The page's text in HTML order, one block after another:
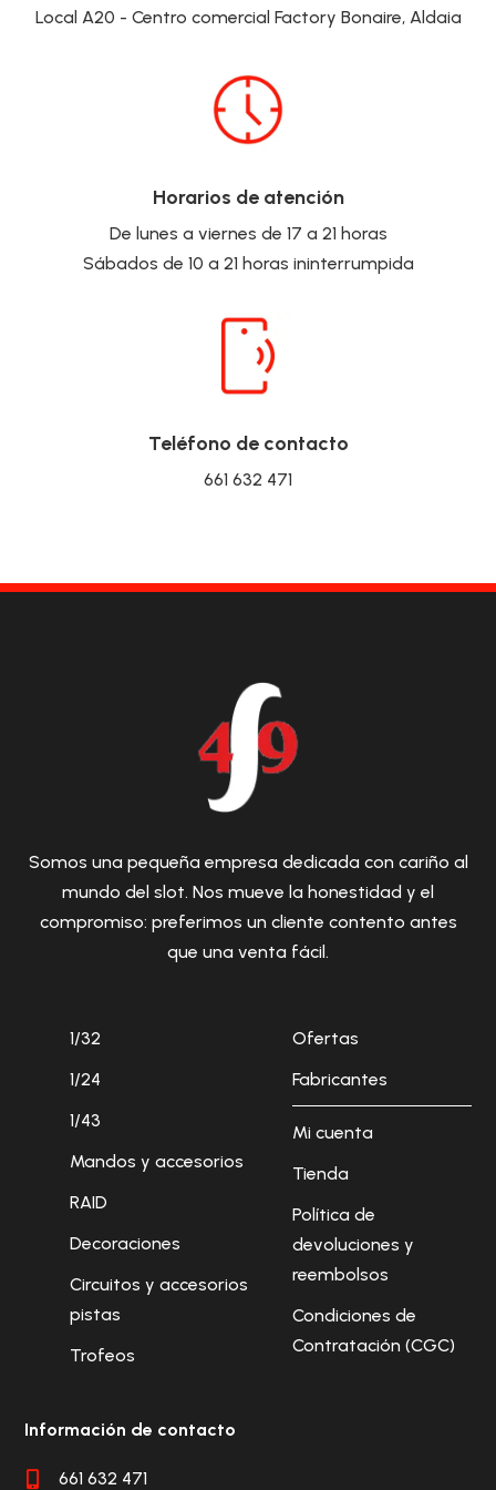
Local A20 - Centro comercial Factory Bonaire, Aldaia
Horarios de atención
De lunes a viernes de 17 a 21 horas
Sábados de 10 a 21 horas ininterrumpida
Teléfono de contacto
661 632 471
Somos una pequeña empresa dedicada con cariño al
mundo del slot. Nos mueve la honestidad y el
compromiso: preferimos un cliente contento antes
que una venta fácil.
1/32
1/24
1/43
Mandos y accesorios
RAID
Decoraciones
Circuitos y accesorios
pistas
Trofeos
Ofertas
Fabricantes
Mi cuenta
Tienda
Política de
devoluciones y
reembolsos
Condiciones de
Contratación (CGC)
Información de contacto
 661 632 471